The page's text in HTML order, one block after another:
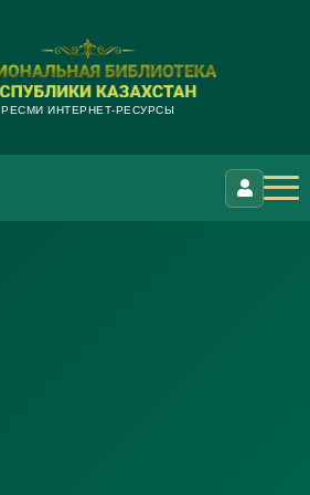
РЕСМИ ИНТЕРНЕТ-РЕСУРСЫ